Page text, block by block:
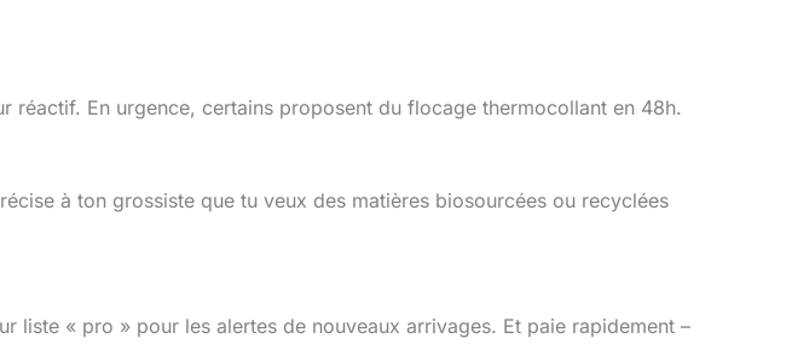
En urgence, certains proposent du flocage thermocollant en 48h.
à ton grossiste que tu veux des matières biosourcées ou recyclées
liste « pro » pour les alertes de nouveaux arrivages. Et paie rapidement –